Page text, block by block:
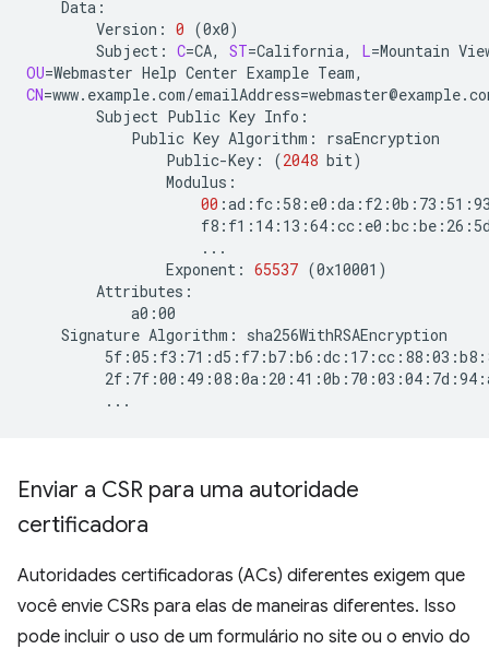
Version: 0 (0x0)
Subject: C=CA, ST=California, L=Mountain
OU=Webmaster Help Center Example
CN=www.example.com/emailAddress=
Subject Public Key
Public Key Algorithm:
Public-Key:
(2048 bit)
00
Exponent: 65537 (0x10001 )
Signature Algorithm:
Enviar a CSR para uma autoridade
certificadora
Autoridades certificadoras (ACs) diferentes exigem que
você envie CSRs para elas de maneiras diferentes. Isso
pode incluir o uso de um formulário no site ou o envio do